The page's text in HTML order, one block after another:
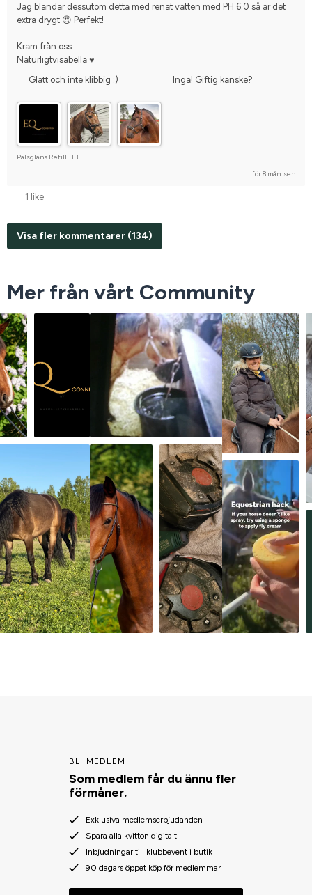
Jag blandar dessutom detta med renat vatten med PH 6.0 så är det
extra drygt 😍 Perfekt!
Kram från oss
Naturligtvisabella ♥️
Glatt och inte klibbig :)
Inga! Giftig kanske?
Pälsglans Refill TIB
för 8 mån. sen
1 like
Visa fler kommentarer (134)
Mer från vårt Community
BLI MEDLEM
Som medlem får du ännu fler
förmåner.
Exklusiva medlemserbjudanden
Spara alla kvitton digitalt
Inbjudningar till klubbevent i butik
90 dagars öppet köp för medlemmar